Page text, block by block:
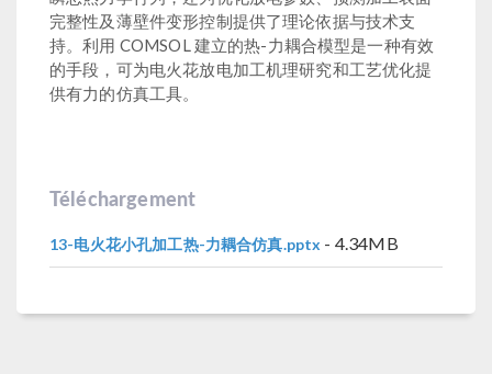
完整性及薄壁件变形控制提供了理论依据与技术支
持。利用 COMSOL 建立的热-力耦合模型是一种有效
的手段，可为电火花放电加工机理研究和工艺优化提
供有力的仿真工具。
Téléchargement
13-电火花小孔加工热-力耦合仿真.pptx - 4.34MB